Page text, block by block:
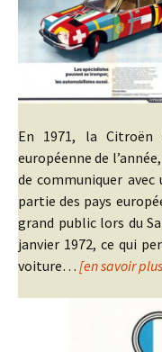
En 1971, la
européenne de
de communiquer avec
partie des pays
grand public lors du
janvier 1972, ce qui
voiture… [en savoir